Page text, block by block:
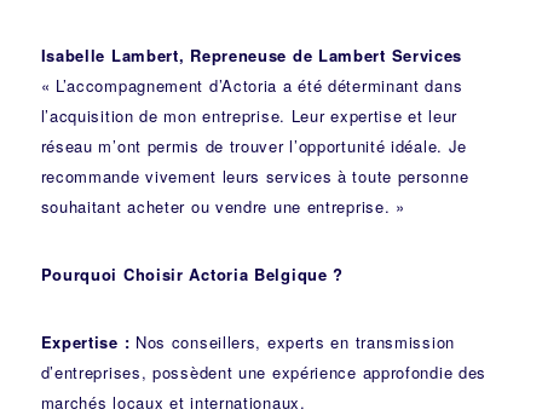
Isabelle Lambert, Repreneuse de Lambert Services
« L’accompagnement d’Actoria a été déterminant dans
l’acquisition de mon entreprise. Leur expertise et leur
réseau m’ont permis de trouver l’opportunité idéale. Je
recommande vivement leurs services à toute personne
souhaitant acheter ou vendre une entreprise. »
Pourquoi Choisir Actoria Belgique ?
Expertise : Nos conseillers, experts en transmission
d’entreprises, possèdent une expérience approfondie des
marchés locaux et internationaux.